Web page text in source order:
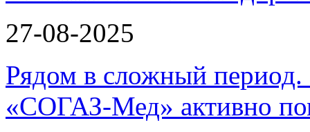
27-08-2025
Рядом в сложный период.
«СОГАЗ-Мед» активно